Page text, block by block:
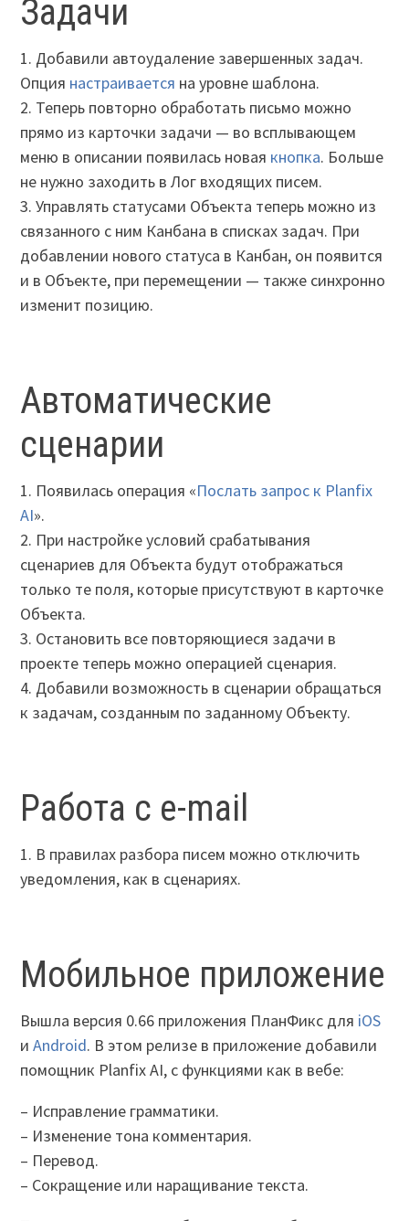
Задачи
1. Добавили автоудаление завершенных задач.
Опция настраивается на уровне шаблона.
2. Теперь повторно обработать письмо можно
прямо из карточки задачи — во всплывающем
меню в описании появилась новая кнопка. Больше
не нужно заходить в Лог входящих писем.
3. Управлять статусами Объекта теперь можно из
связанного с ним Канбана в списках задач. При
добавлении нового статуса в Канбан, он появится
и в Объекте, при перемещении — также синхронно
изменит позицию.
Автоматические
сценарии
1. Появилась операция «Послать запрос к Planfix
AI».
2. При настройке условий срабатывания
сценариев для Объекта будут отображаться
только те поля, которые присутствуют в карточке
Объекта.
3. Остановить все повторяющиеся задачи в
проекте теперь можно операцией сценария.
4. Добавили возможность в сценарии обращаться
к задачам, созданным по заданному Объекту.
Работа с e-mail
1. В правилах разбора писем можно отключить
уведомления, как в сценариях.
Мобильное приложение
Вышла версия 0.66 приложения ПланФикс для iOS
иAndroid. В этом релизе в приложение добавили
помощник Planfix AI, с функциями как в вебе:
– Исправление грамматики.
– Изменение тона комментария.
– Перевод.
– Сокращение или наращивание текста.